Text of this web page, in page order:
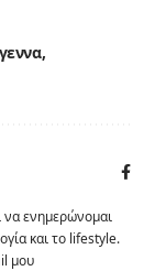
να ενημερώνομαι
και το lifestyle.
μου